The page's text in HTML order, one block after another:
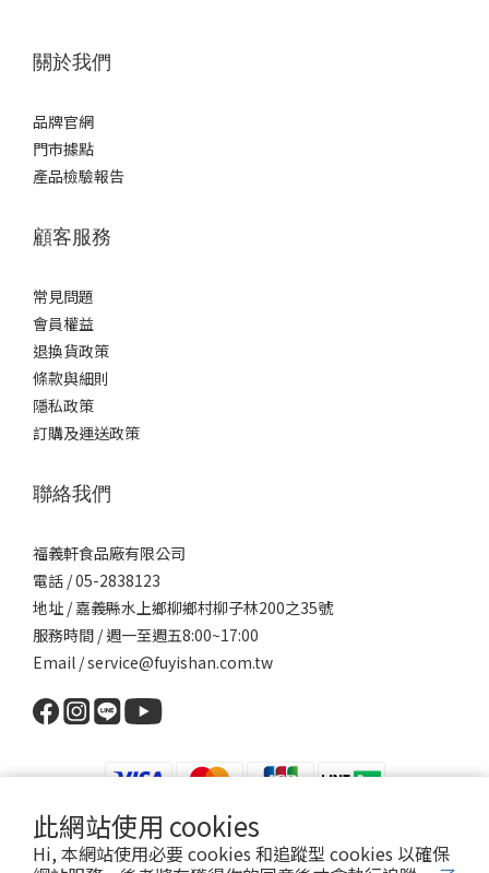
此網站使用 cookies
Hi, 本網站使用必要 cookies 和追蹤型 cookies 以確保
關於我們
品牌官網
門市據點
產品檢驗報告
顧客服務
常見問題
會員權益
退換貨政策
條款與細則
隱私政策
訂購及運送政策
聯絡我們
福義軒食品廠有限公司
電話 / 05-2838123
地址 / 嘉義縣水上鄉柳鄉村柳子林200之35號
服務時間 / 週一至週五8:00~17:00
Email / service@fuyishan.com.tw